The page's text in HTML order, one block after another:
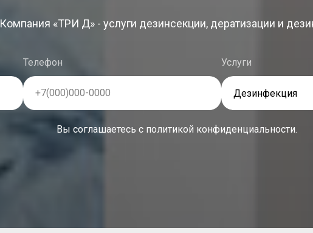
Компания «ТРИ Д» - услуги дезинсекции, дератизации и
Телефон
+7(000)000-0000
Услуги
Вы соглашаетесь с политикой конфиденциальности.